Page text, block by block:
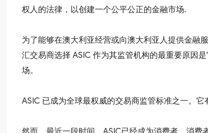
权人的法律，以创建一个公平公正的金融市场.
为了能够在澳大利亚经营或向澳大利亚人提供金融
汇交易商选择 ASIC 作为其监管机构的最重要原因
场。
ASIC 已成为全球最权威的交易商监管标准之一。